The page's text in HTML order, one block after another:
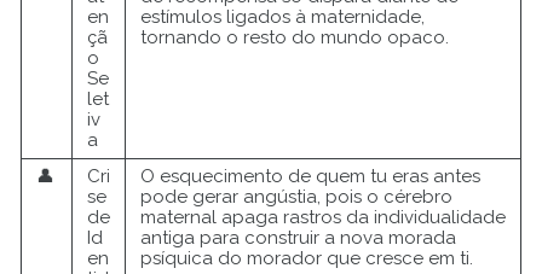
en
çã
o
Se
let
iv
a
estímulos ligados à maternidade,
tornando o resto do mundo opaco.
👤
Cri
se
de
Id
en
O esquecimento de quem tu eras antes
pode gerar angústia, pois o cérebro
maternal apaga rastros da individualidade
antiga para construir a nova morada
psíquica do morador que cresce em ti.